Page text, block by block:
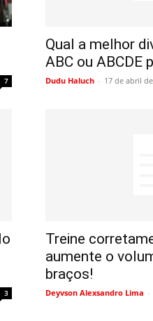
7
Qual a melhor
ABC ou ABCDE
Dudu Haluch - 17 de abril
3
Treine
aumente o
braços!
Deyvson Alexsandro Lima -